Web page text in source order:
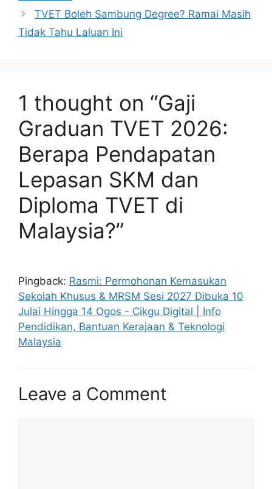
TVET Boleh Sambung Degree? Ramai Masih
Tidak Tahu Laluan Ini
1 thought on “Gaji
Graduan TVET 2026:
Berapa Pendapatan
Lepasan SKM dan
Diploma TVET di
Malaysia?”
Pingback: Rasmi: Permohonan Kemasukan
Sekolah Khusus & MRSM Sesi 2027 Dibuka 10
Julai Hingga 14 Ogos - Cikgu Digital | Info
Pendidikan, Bantuan Kerajaan & Teknologi
Malaysia
Leave a Comment